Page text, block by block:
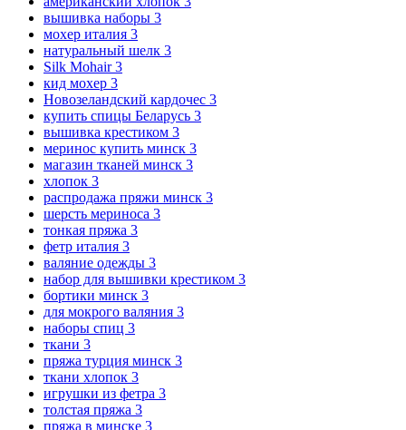
вышивка наборы 3
мохер италия 3
натуральный шелк 3
Silk Mohair3
кид мохер 3
Новозеландский кардочес 3
купить спицы Беларусь 3
вышивка крестиком 3
меринос купить минск 3
магазин тканей минск 3
хлопок 3
распродажа пряжи минск 3
шерсть мериноса 3
тонкая пряжа 3
фетр италия 3
валяние одежды 3
набор для вышивки крестиком 3
бортики минск 3
для мокрого валяния 3
наборы спиц 3
ткани 3
пряжа турция минск 3
ткани хлопок 3
игрушки из фетра 3
толстая пряжа 3
пряжа в минске 3